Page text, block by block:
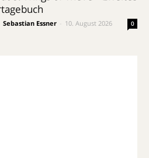
Sebastian Essner 10. August 2026 0